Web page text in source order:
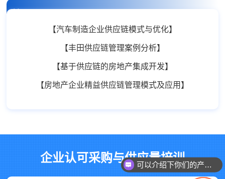
【汽车制造企业供应链模式与优化】
【丰田供应链管理案例分析】
【基于供应链的房地产集成开发】
【房地产企业精益供应链管理模式及应用】
企业认可采购与供应量培训
可以介绍下你们的产品么